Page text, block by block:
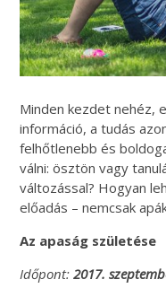
Minden kezdet nehéz,
információ, a tudás
felhőtlenebb és
válni: ösztön vagy
változással? Hogyan
előadás – nemcsak
Az apaság születése
Időpont:2017.